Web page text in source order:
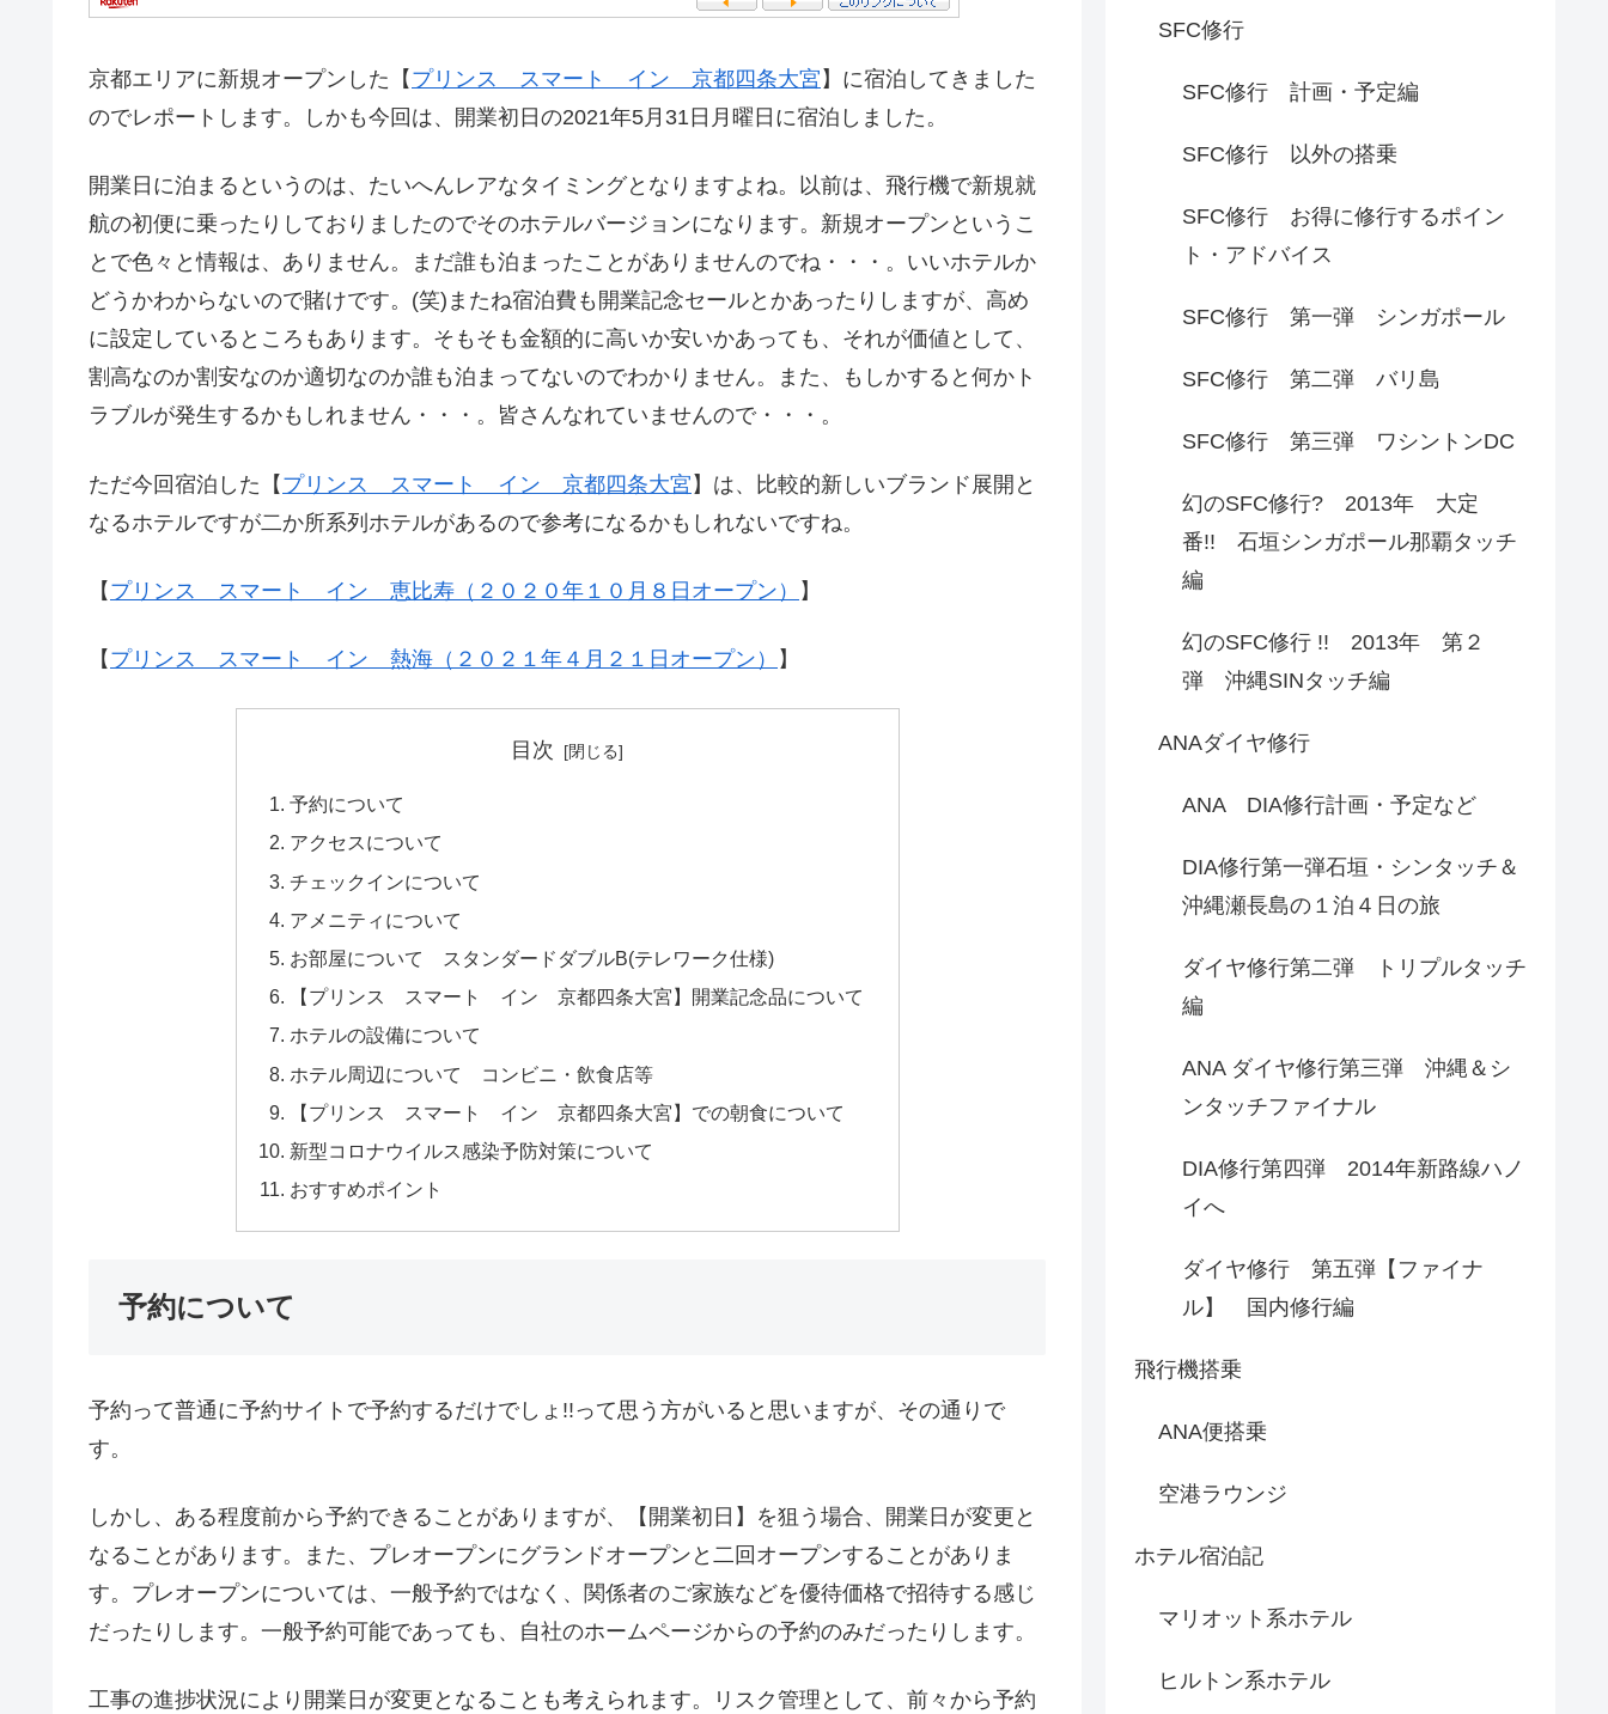
京都エリアに新規オープンした【 プリンス スマート イン 京都四条大宮 】に宿泊してきました
のでレポートします。しかも今回は、開業初日の2021年5月31日月曜日に宿泊しました。
開業日に泊まるというのは、たいへんレアなタイミングとなりますよね。以前は、飛行機で新規就
航の初便に乗ったりしておりましたのでそのホテルバージョンになります。新規オープンというこ
とで色々と情報は、ありません。まだ誰も泊まったことがありませんのでね・・・。いいホテルか
どうかわからないので賭けです。(笑)またね宿泊費も開業記念セールとかあったりしますが、高め
に設定しているところもあります。そもそも金額的に高いか安いかあっても、それが価値として、
割高なのか割安なのか適切なのか誰も泊まってないのでわかりません。また、もしかすると何かト
ラブルが発生するかもしれません・・・。皆さんなれていませんので・・・。
ただ今回宿泊した【 プリンス スマート イン 京都四条大宮 】は、比較的新しいブランド展開と
なるホテルですが二か所系列ホテルがあるので参考になるかもしれないですね。
【 プリンス スマート イン 恵比寿（２０２０年１０月８日オープン） 】
【 プリンス スマート イン 熱海（２０２１年４月２１日オープン） 】
目次
予約について
アクセスについて
チェックインについて
アメニティについて
お部屋について スタンダードダブルB(テレワーク仕様)
【プリンス スマート イン 京都四条大宮】開業記念品について
ホテルの設備について
ホテル周辺について コンビニ・飲食店等
【プリンス スマート イン 京都四条大宮】での朝食について
新型コロナウイルス感染予防対策について
おすすめポイント
予約について
予約って普通に予約サイトで予約するだけでしょ!!って思う方がいると思いますが、その通りで
す。
しかし、ある程度前から予約できることがありますが、【開業初日】を狙う場合、開業日が変更と
なることがあります。また、プレオープンにグランドオープンと二回オープンすることがありま
す。プレオープンについては、一般予約ではなく、関係者のご家族などを優待価格で招待する感じ
だったりします。一般予約可能であっても、自社のホームページからの予約のみだったりします。
工事の進捗状況により開業日が変更となることも考えられます。リスク管理として、前々から予約
SFC修行
SFC修行 計画・予定編
SFC修行 以外の搭乗
SFC修行 お得に修行するポイン
ト・アドバイス
SFC修行 第一弾 シンガポール
SFC修行 第二弾 バリ島
SFC修行 第三弾 ワシントンDC
幻のSFC修行? 2013年 大定
番!! 石垣シンガポール那覇タッチ
編
幻のSFC修行 !! 2013年 第２
弾 沖縄SINタッチ編
ANAダイヤ修行
ANA DIA修行計画・予定など
DIA修行第一弾石垣・シンタッチ＆
沖縄瀬長島の１泊４日の旅
ダイヤ修行第二弾 トリプルタッチ
編
ANA ダイヤ修行第三弾 沖縄＆シ
ンタッチファイナル
DIA修行第四弾 2014年新路線ハノ
イへ
ダイヤ修行 第五弾【ファイナ
ル】 国内修行編
飛行機搭乗
ANA便搭乗
空港ラウンジ
ホテル宿泊記
マリオット系ホテル
ヒルトン系ホテル